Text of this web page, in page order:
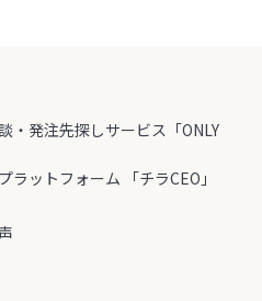
・発注先探しサービス「ONLY
ットフォーム 「チラCEO」